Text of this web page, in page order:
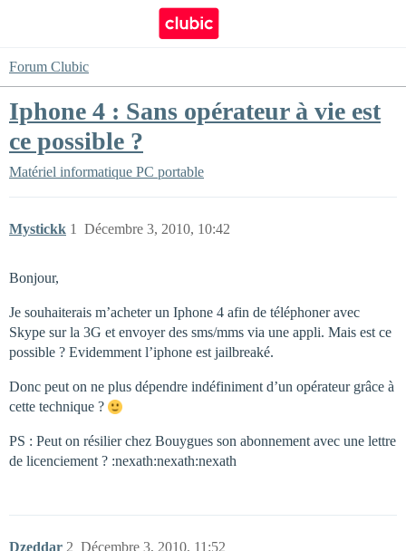
Forum Clubic
Iphone 4 : Sans opérateur à vie est
ce possible ?
Matériel informatique PC portable
Mystickk Décembre 3, 2010, 10:42
1
Bonjour,
Je souhaiterais m’acheter un Iphone 4 afin de téléphoner avec
Skype sur la 3G et envoyer des sms/mms via une appli. Mais est ce
possible ? Evidemment l’iphone est jailbreaké.
Donc peut on ne plus dépendre indéfiniment d’un opérateur grâce à
cette technique ?
PS : Peut on résilier chez Bouygues son abonnement avec une lettre
de licenciement ? :nexath:nexath:nexath
Dzeddar Décembre 3, 2010, 11:52
2